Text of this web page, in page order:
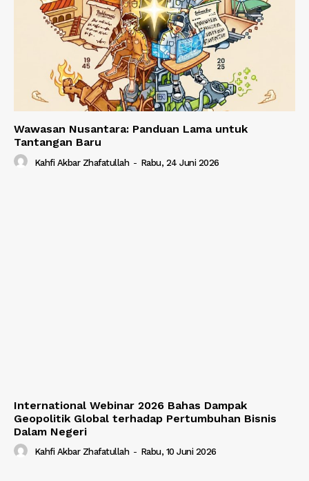
Wawasan Nusantara: Panduan Lama untuk
Tantangan Baru
Kahfi Akbar Zhafatullah - Rabu, 24 Juni 2026
International Webinar 2026 Bahas Dampak
Geopolitik Global terhadap Pertumbuhan Bisnis
Dalam Negeri
Kahfi Akbar Zhafatullah - Rabu, 10 Juni 2026